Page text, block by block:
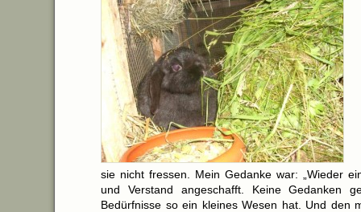
sie nicht fressen. Mein Gedanke war: „Wieder
und Verstand angeschafft. Keine Gedanken
Bedürfnisse so ein kleines Wesen hat. Und den